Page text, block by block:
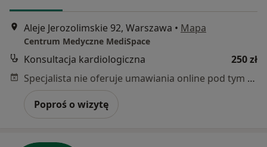
Aleje Jerozolimskie 92, Warszawa • Mapa
Centrum Medyczne MediSpace
Konsultacja kardiologiczna
250 zł
Specjalista nie oferuje umawiania online pod tym adresem.
Poproś o wizytę